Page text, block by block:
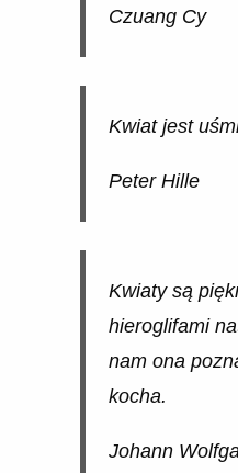
Czuang Cy
Kwiat jest
Peter Hille
Kwiaty są
hieroglifami
nam ona
kocha.
Johann